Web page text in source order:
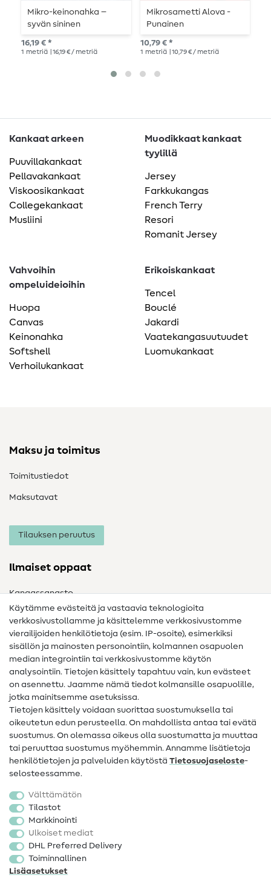
Mikro-keinonahka –
syvän sininen
16,19 € *
1 metriä | 16,19 € / metriä
Mikrosametti Alova -
Punainen
10,79 € *
1 metriä | 10,79 € / metriä
Kankaat arkeen
Puuvillakankaat
Pellavakankaat
Viskoosikankaat
Collegekankaat
Musliini
Muodikkaat kankaat
tyylillä
Jersey
Farkkukangas
French Terry
Resori
Romanit Jersey
Vahvoihin
ompeluideioihin
Huopa
Canvas
Keinonahka
Softshell
Verhoilukankaat
Erikoiskankaat
Tencel
Bouclé
Jakardi
Vaatekangasuutuudet
Luomukankaat
Maksu ja toimitus
Toimitustiedot
Maksutavat
Tilauksen peruutus
Ilmaiset oppaat
Kangassanasto
Ompelusanasto
Ompeluohjeet
Apua ja yhteystiedot
Yhteystiedot
Tietoa omistajanvaihdoksesta
Peruutusoikeus
Suosittu
Kankaat
Ompelutarvikkeet
Ale
Käytämme evästeitä ja vastaavia teknologioita
verkkosivustollamme ja käsittelemme verkkosivustomme
vierailijoiden henkilötietoja (esim. IP-osoite), esimerkiksi
sisällön ja mainosten personointiin, kolmannen osapuolen
median integrointiin tai verkkosivustomme käytön
analysointiin. Tietojen käsittely tapahtuu vain, kun evästeet
on asennettu. Jaamme nämä tiedot kolmansille osapuolille,
jotka mainitsemme asetuksissa.
Tietojen käsittely voidaan suorittaa suostumuksella tai
oikeutetun edun perusteella. On mahdollista antaa tai evätä
suostumus. On olemassa oikeus olla suostumatta ja muuttaa
tai peruuttaa suostumus myöhemmin. Annamme lisätietoja
henkilötietojen ja palveluiden käytöstä Tietosuojaseloste-
selosteessamme.
Välttämätön
Tilastot
Markkinointi
Ulkoiset mediat
DHL Preferred Delivery
Toiminnallinen
Lisäasetukset